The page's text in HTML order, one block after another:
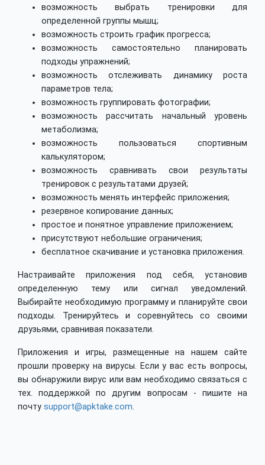
возможность выбрать тренировки для
определенной группы мышц;
возможность строить график прогресса;
возможность самостоятельно планировать
подходы упражнений;
возможность отслеживать динамику роста
параметров тела;
возможность группировать фотографии;
возможность рассчитать начальный уровень
метаболизма;
возможность пользоваться спортивным
калькулятором;
возможность сравнивать свои результаты
тренировок с результатами друзей;
возможность менять интерфейс приложения;
резервное копирование данных;
простое и понятное управление приложением;
присутствуют небольшие ограничения;
бесплатное скачивание и установка приложения.
Настраивайте приложения под себя, установив
определенную тему или сигнал уведомлений.
Выбирайте необходимую программу и планируйте свои
подходы. Тренируйтесь и соревнуйтесь со своими
друзьями, сравнивая показатели.
Приложения и игры, размещенные на нашем сайте
прошли проверку на вирусы. Если у вас есть вопросы,
вы обнаружили вирус или вам необходимо связаться с
тех. поддержкой по другим вопросам - пишите на
почту support@apktake.com.